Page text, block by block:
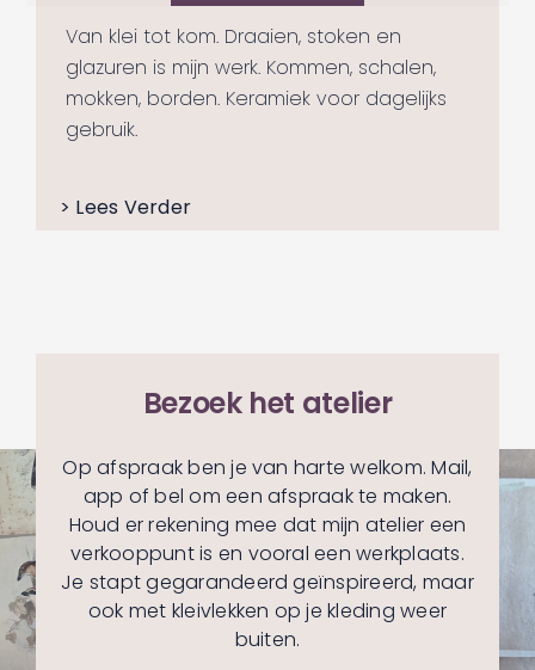
Van klei tot kom. Draaien, stoken en
glazuren is mijn werk. Kommen, schalen,
mokken, borden. Keramiek voor dagelijks
gebruik.
> Lees Verder
Bezoek het atelier
Op afspraak ben je van harte welkom. Mail,
app of bel om een afspraak te maken.
Houd er rekening mee dat mijn atelier een
verkooppunt is en vooral een werkplaats.
Je stapt gegarandeerd geïnspireerd, maar
ook met kleivlekken op je kleding weer
buiten.